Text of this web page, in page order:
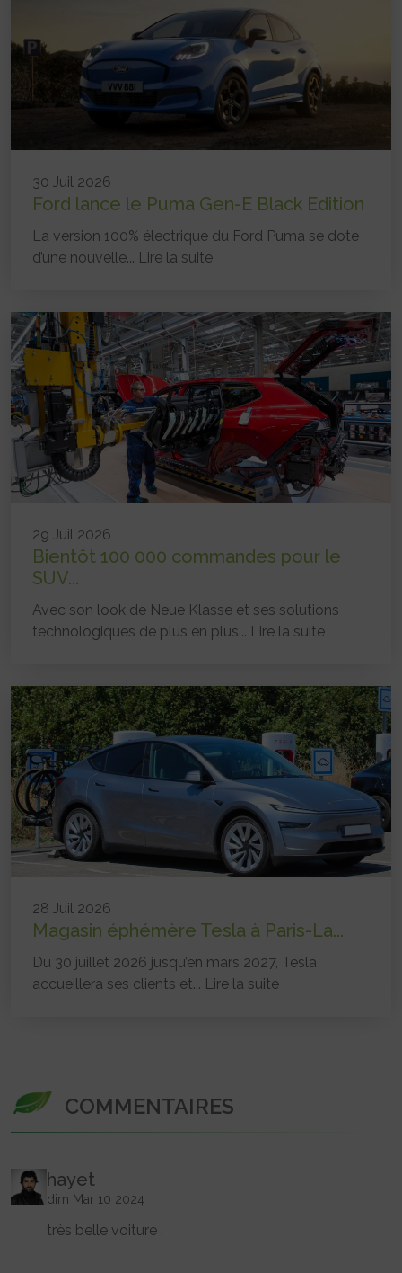
30 Juil 2026
Ford lance le Puma Gen-E Black Edition
La version 100% électrique du Ford Puma se dote
d’une nouvelle... Lire la suite
29 Juil 2026
Bientôt 100 000 commandes pour le
SUV...
Avec son look de Neue Klasse et ses solutions
technologiques de plus en plus... Lire la suite
28 Juil 2026
Magasin éphémère Tesla à Paris-La...
Du 30 juillet 2026 jusqu’en mars 2027, Tesla
accueillera ses clients et... Lire la suite
COMMENTAIRES
hayet
dim Mar 10 2024
très belle voiture .